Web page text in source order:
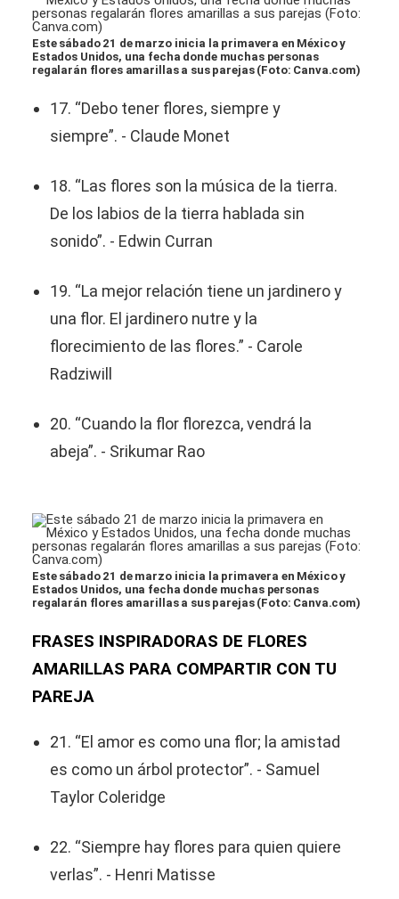
Este sábado 21 de marzo inicia la primavera en México y
Estados Unidos, una fecha donde muchas personas
regalarán flores amarillas a sus parejas (Foto: Canva.com)
17. “Debo tener flores, siempre y
siempre”. - Claude Monet
18. “Las flores son la música de la tierra.
De los labios de la tierra hablada sin
sonido”. - Edwin Curran
19. “La mejor relación tiene un jardinero y
una flor. El jardinero nutre y la
florecimiento de las flores.” - Carole
Radziwill
20. “Cuando la flor florezca, vendrá la
abeja”. - Srikumar Rao
Este sábado 21 de marzo inicia la primavera en México y
Estados Unidos, una fecha donde muchas personas
regalarán flores amarillas a sus parejas (Foto: Canva.com)
FRASES INSPIRADORAS DE FLORES
AMARILLAS PARA COMPARTIR CON TU
PAREJA
21. “El amor es como una flor; la amistad
es como un árbol protector”. - Samuel
Taylor Coleridge
22. “Siempre hay flores para quien quiere
verlas”. - Henri Matisse